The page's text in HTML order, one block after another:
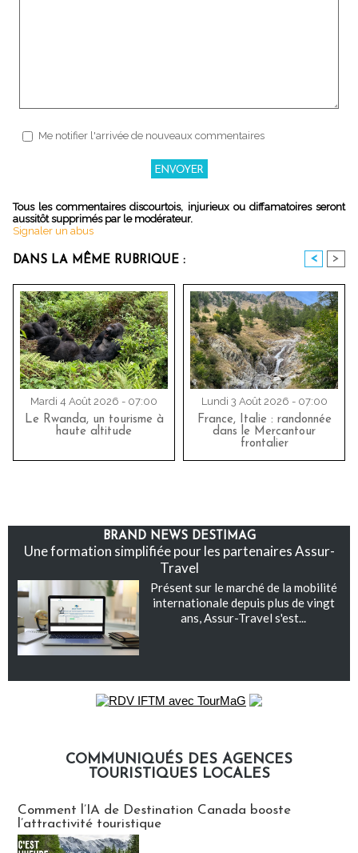
Me notifier l'arrivée de nouveaux commentaires
Tous les commentaires discourtois, injurieux ou diffamatoires seront
aussitôt supprimés par le modérateur.
Signaler un abus
DANS LA MÊME RUBRIQUE : < >
Mardi 4 Août 2026 - 07:00
Le Rwanda, un tourisme à
haute altitude
Lundi 3 Août 2026 - 07:00
France, Italie : randonnée
dans le Mercantour
frontalier
BRAND NEWS DESTIMAG
Une formation simplifiée pour les partenaires Assur-
Travel
Présent sur le marché de la mobilité
internationale depuis plus de vingt
ans, Assur-Travel s'est...
COMMUNIQUÉS DES AGENCES
TOURISTIQUES LOCALES
Comment l’IA de Destination Canada booste
l’attractivité touristique